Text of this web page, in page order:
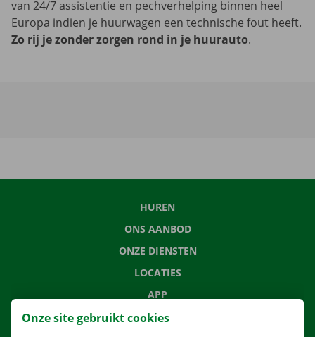
van 24/7 assistentie en pechverhelping binnen heel
Europa indien je huurwagen een technische fout heeft.
Zo rij je zonder zorgen rond in je huurauto.
HUREN
ONS AANBOD
ONZE DIENSTEN
LOCATIES
APP
VERHUISOPLOSSINGEN
Onze site gebruikt cookies